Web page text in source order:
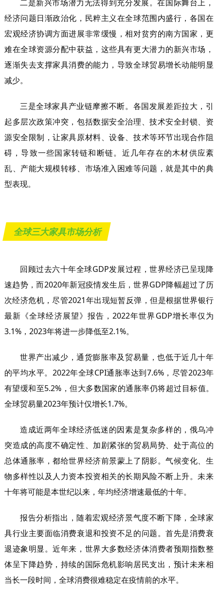
二是新兴市场潜力无法得到充分发展。在国际舞台上，
经济问题日渐政治化，民粹主义在全球范围内盛行，各国在
宏观经济协调方面进展非常缓慢，相对贫穷的南方国家，更
难在全球资源分配中获益，这些具有更大潜力的新兴市场，
逐渐失去支撑家具消费的能力，导致全球贸易增长动能明显
减少。
三是全球家具产业链摩擦不断。各国发展差距拉大，引
起多层次政策冲突，包括数据安全治理、技术安全封锁、资
源安全限制，让家具原材料、设备、技术等环节出现合作阻
碍，导致一些国家转链和断链。近几年存在的木材供应紊
乱、产能大规模转移、市场准入困难等问题，就是其中的典
型表现。
全球三大家具市场分析
回顾过去六十年全球GDP发展过程，世界经济已呈现降
速趋势，而2020年新冠疫情发生后，世界GDP降幅超过了历
次经济危机，尽管2021年出现短暂反弹，但是根据世界银行
最新《全球经济展望》报告，2022年世界GDP增长率仅为
3.1%，2023年将进一步降低至2.1%。
世界产出减少，通货膨胀率及贸易量，也低于近几十年
的平均水平。2022年全球CPI通胀率达到7.6%，尽管2023年
有望缓和至5.2%，但大多数国家的通胀率仍将超过目标值。
全球贸易量2023年预计仅增长1.7%。
造成近两年全球经济低迷的因素是复杂多样的，俄乌冲
突造成的高度不确定性、加剧紧张的贸易局势、处于高位的
总体通胀率，都给世界经济前景蒙上了阴影。气候变化、生
物多样性以及人力资本投资相关的长期风险不断上升。未来
十年将可能是本世纪以来，年均经济增速最低的十年。
报告分析指出，随着宏观经济景气度不断下降，全球家
具行业主要面临消费衰退和投资不足的问题。首先是消费衰
退迹象明显。近年来，世界大多数经济体消费者预期指数整
体呈下降趋势，持续的国际危机影响居民支出，预计未来相
当长一段时间，全球消费很难稳定在疫情前的水平。